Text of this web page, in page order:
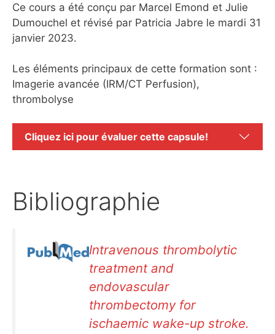
Ce cours a été conçu par Marcel Emond et Julie
Dumouchel et révisé par Patricia Jabre le mardi 31
janvier 2023.
Les éléments principaux de cette formation sont :
Imagerie avancée (IRM/CT Perfusion),
thrombolyse
Cliquez ici pour évaluer cette capsule!
Bibliographie
Intravenous thrombolytic
treatment and
endovascular
thrombectomy for
ischaemic wake-up stroke.